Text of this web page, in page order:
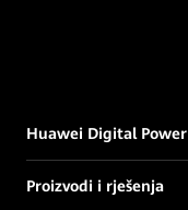
Huawei Digital Power
Proizvodi i rješenja